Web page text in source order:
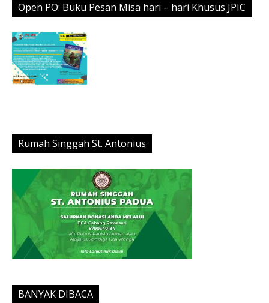
Open PO: Buku Pesan Misa hari – hari Khusus JPIC
Rumah Singgah St. Antonius
BANYAK DIBACA